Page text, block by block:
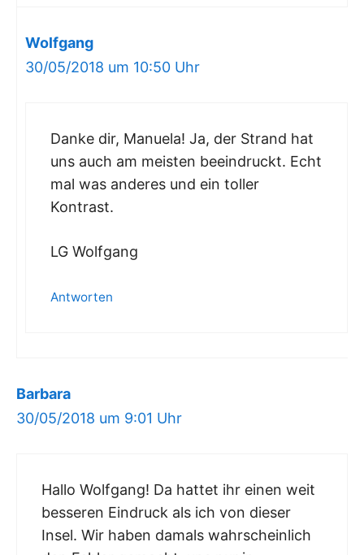
Wolfgang
30/05/2018 um 10:50 Uhr
Danke dir, Manuela! Ja, der Strand hat
uns auch am meisten beeindruckt. Echt
mal was anderes und ein toller
Kontrast.
LG Wolfgang
Antworten
Barbara
30/05/2018 um 9:01 Uhr
Hallo Wolfgang! Da hattet ihr einen weit
besseren Eindruck als ich von dieser
Insel. Wir haben damals wahrscheinlich